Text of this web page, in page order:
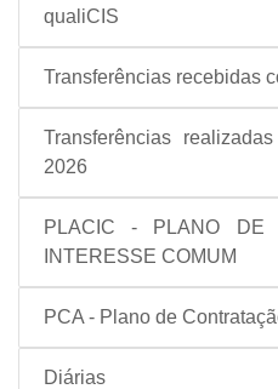
qualiCIS
Transferências recebidas
Transferências
2026
PLACIC - PLANO DE
INTERESSE COMUM
PCA - Plano de
Diárias